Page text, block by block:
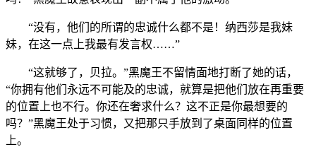
“没有，他们的所谓的忠诚什么都不是！纳西莎是我妹
妹，在这一点上我最有发言权……”
“这就够了，贝拉。”黑魔王不留情面地打断了她的话，
“你拥有他们永远不可能及的忠诚，就算是把他们放在再重要
的位置上也不行。你还在奢求什么？这不正是你最想要的
吗？”黑魔王处于习惯，又把那只手放到了桌面同样的位置
上。